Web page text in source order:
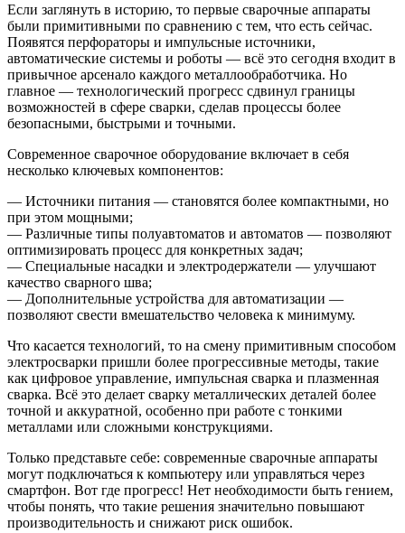
Если заглянуть в историю, то первые сварочные аппараты
были примитивными по сравнению с тем, что есть сейчас.
Появятся перфораторы и импульсные источники,
автоматические системы и роботы — всё это сегодня входит в
привычное арсенало каждого металлообработчика. Но
главное — технологический прогресс сдвинул границы
возможностей в сфере сварки, сделав процессы более
безопасными, быстрыми и точными.
Современное сварочное оборудование включает в себя
несколько ключевых компонентов:
— Источники питания — становятся более компактными, но
при этом мощными;
— Различные типы полуавтоматов и автоматов — позволяют
оптимизировать процесс для конкретных задач;
— Специальные насадки и электродержатели — улучшают
качество сварного шва;
— Дополнительные устройства для автоматизации —
позволяют свести вмешательство человека к минимуму.
Что касается технологий, то на смену примитивным способом
электросварки пришли более прогрессивные методы, такие
как цифровое управление, импульсная сварка и плазменная
сварка. Всё это делает сварку металлических деталей более
точной и аккуратной, особенно при работе с тонкими
металлами или сложными конструкциями.
Только представьте себе: современные сварочные аппараты
могут подключаться к компьютеру или управляться через
смартфон. Вот где прогресс! Нет необходимости быть гением,
чтобы понять, что такие решения значительно повышают
производительность и снижают риск ошибок.